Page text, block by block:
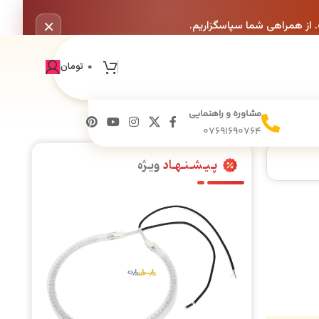
از همراهی شما سپاسگزاریم. ×
0 تومان
مشاوره و راهنمایی
07691690764
پـیـشـنـهـادویـژه